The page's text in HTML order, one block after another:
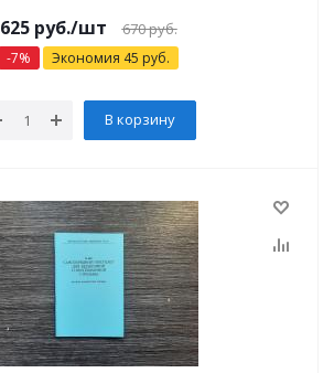
625руб./шт 670руб.
-7% Экономия 45 руб.
В корзину